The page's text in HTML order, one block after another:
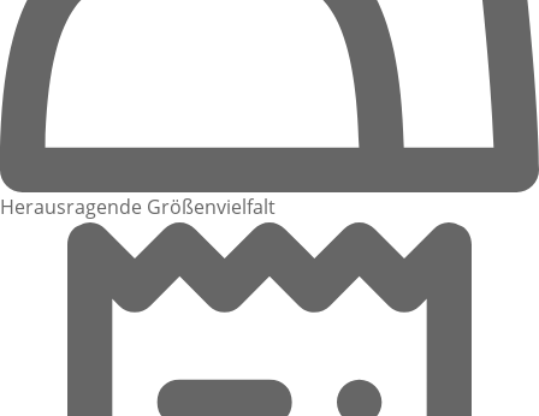
Herausragende Größenvielfalt